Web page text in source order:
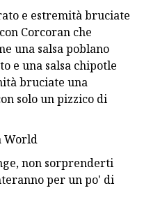
e estremità bruciate
Corcoran che
una salsa poblano
e una salsa chipotle
bruciate una
solo un pizzico di
World
non sorprenderti
per un po' di